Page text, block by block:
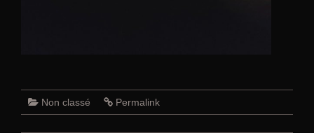
Non classé Permalink